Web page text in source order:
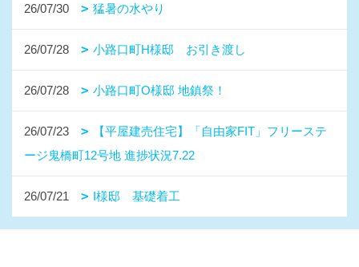
26/07/30 猛暑の水やり
26/07/28 小路口町H様邸 お引き渡し
26/07/28 小路口町O様邸 地鎮祭！
26/07/23
【平屋建売住宅】「自由家FIT」フリーステ
ージ鬼橋町12号地 進捗状況7.22
26/07/21 I様邸 基礎着工